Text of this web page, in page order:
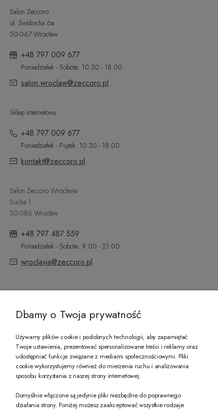
Salon Zeccoro
ul. Świdnicka 6a
50-067 Wrocław
+48 797 009 677
Poniedziałek - Sobota: 10:30 - 18:00
salon.wroclaw@zeccoro.pl
Sklep internetowy
+48 797 009 677
Poniedziałek - Piątek: 10:30 - 18:00
kontakt@zeccoro.pl
Salon Zeccoro Wroclavia
Sucha 1
50-086 Wrocław
+48 797 487 559
Poniedziałek - Sobota: 9:00 - 21:00
wroclavia@zeccoro.pl
PREZENT DLA CIEBIE!
-10% na pierwsze zakupy na zeccoro.pl Gdy zapiszesz się do naszego
Dbamy o Twoja prywatność
Używamy plików cookie i podobnych technologii, aby zapamiętać
Twoje ustawienia, prezentować spersonalizowane treści i reklamy oraz
udostępniać funkcje związane z mediami społecznościowymi. Pliki
cookie wykorzystujemy również do mierzenia ruchu i analizowania
sposobu korzystania z naszej strony internetowej.
Domyślnie włączone są jedynie pliki niezbędne do poprawnego
działania strony. Poniżej możesz zaakceptować wszystkie rodzaje